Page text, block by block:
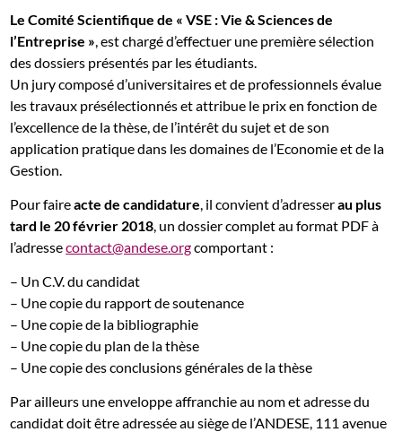
Le Comité Scientifique de « VSE : Vie & Sciences de
l’Entreprise », est chargé d’effectuer une première sélection
des dossiers présentés par les étudiants.
Un jury composé d’universitaires et de professionnels évalue
les travaux présélectionnés et attribue le prix en fonction de
l’excellence de la thèse, de l’intérêt du sujet et de son
application pratique dans les domaines de l’Economie et de la
Gestion.
Pour faireacte de candidature, il convient d’adresserau plus
tard le 20 février 2018, un dossier complet au format PDF à
l’adressecontact@andese.orgcomportant :
– Un C.V. du candidat
– Une copie du rapport de soutenance
– Une copie de la bibliographie
– Une copie du plan de la thèse
– Une copie des conclusions générales de la thèse
Par ailleurs une enveloppe affranchie au nom et adresse du
candidat doit être adressée au siège de l’ANDESE, 111 avenue